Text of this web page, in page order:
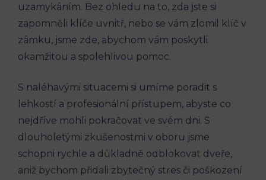
uzamykáním. Bez ohledu na to, zda jste si
zapomněli klíče uvnitř, nebo se vám zlomil klíč v
zámku, jsme zde, abychom vám poskytli
okamžitou a spolehlivou pomoc.
S naléhavými situacemi si umíme poradit s
lehkostí a profesionální přístupem, abyste co
nejdříve mohli pokračovat ve svém dni. S
dlouholetými zkušenostmi v oboru jsme
schopni rychle a důkladně odblokovat dveře,
aniž bychom přidali zbytečný stres či poškození